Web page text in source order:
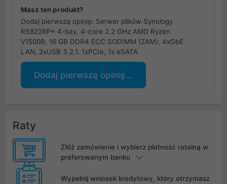
Masz ten produkt?
Dodaj pierwszą opinię: Serwer plików Synology
RS822RP+ 4-bay, 4-core 2.2 GHz AMD Ryzen
V1500B, 16 GB DDR4 ECC SODIMM (ZAM), 4xGbE
LAN, 2xUSB 3.2.1. 1xPCIe, 1x eSATA
Dodaj pierwszą opinię...
Raty
Złóż zamówienie i wybierz płatność ratalną w
preferowanym banku
Wypełnij wniosek kredytowy, który otrzymasz